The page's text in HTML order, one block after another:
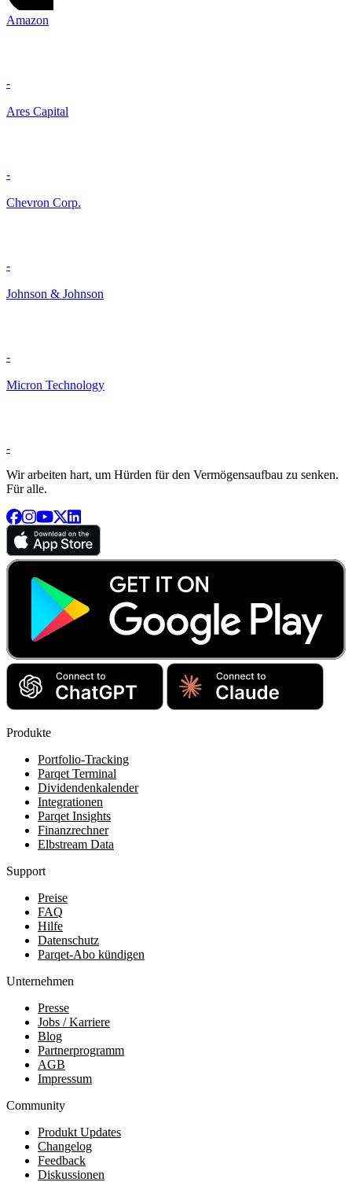
Amazon
-
Ares Capital
-
Chevron Corp.
-
Johnson & Johnson
-
Micron Technology
-
Wir arbeiten hart, um Hürden für den Vermögensaufbau zu senken.
Für alle.
Produkte
Portfolio-Tracking
Parqet Terminal
Dividendenkalender
Integrationen
Parqet Insights
Finanzrechner
Elbstream Data
Support
Preise
FAQ
Hilfe
Datenschutz
Parqet-Abo kündigen
Unternehmen
Presse
Jobs / Karriere
Blog
Partnerprogramm
AGB
Impressum
Community
Produkt Updates
Changelog
Feedback
Diskussionen